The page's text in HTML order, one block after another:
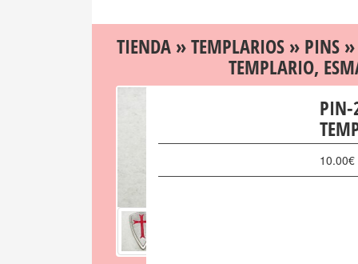
TIENDA »TEMPLARIOS » PINS
TEMPLARIO,
PIN-
10.00€